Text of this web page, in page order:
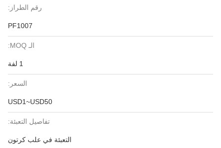
رقم الطراز:
PF1007
الـ MOQ:
1 لفة
السعر:
USD1~USD50
تفاصيل التعبئة:
التعبئة في علب كرتون